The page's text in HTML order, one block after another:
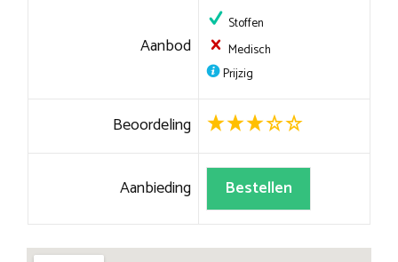
Aanbod
Stoffen
Medisch
Prijzig
Beoordeling
Aanbieding Bestellen